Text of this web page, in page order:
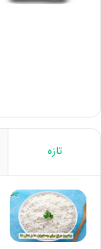
تازه